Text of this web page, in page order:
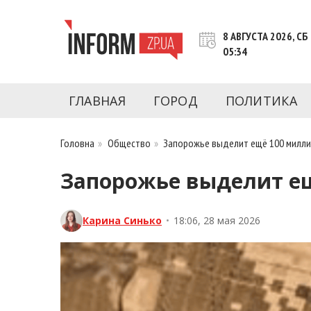
INFORM.ZP.UA – это информационный
последние новости Запорожья и
8 АВГУСТА 2026, СБ
05:34
ГЛАВНАЯ ГОРОД ПОЛИТИКА
Головна » Общество »Запорожье выделит ещё 100
Запорожье выделит
Карина Синько • 18:06, 28 мая 2026